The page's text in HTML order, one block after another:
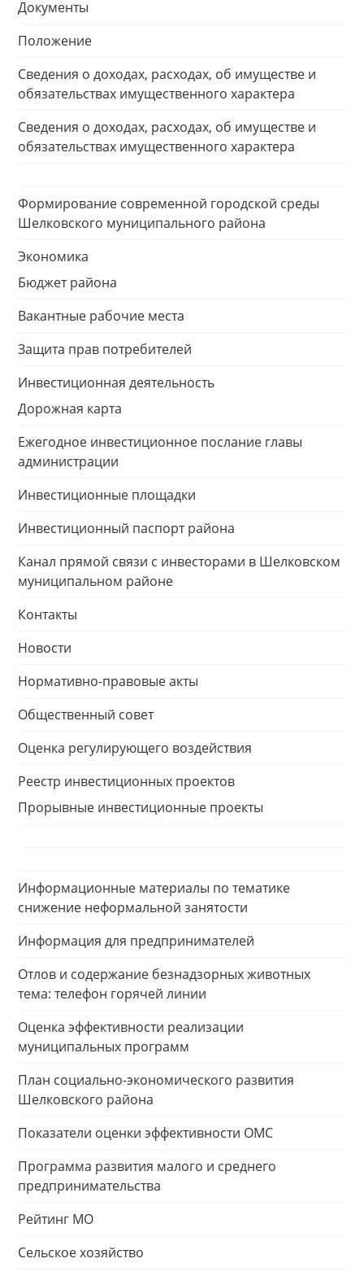
Документы
Положение
Сведения о доходах, расходах, об имуществе и
обязательствах имущественного характера
Сведения о доходах, расходах, об имуществе и
обязательствах имущественного характера
Формирование современной городской среды
Шелковского муниципального района
Экономика
Бюджет района
Вакантные рабочие места
Защита прав потребителей
Инвестиционная деятельность
Дорожная карта
Ежегодное инвестиционное послание главы
администрации
Инвестиционные площадки
Инвестиционный паспорт района
Канал прямой связи с инвесторами в Шелковском
муниципальном районе
Контакты
Новости
Нормативно-правовые акты
Общественный совет
Оценка регулирующего воздействия
Реестр инвестиционных проектов
Прорывные инвестиционные проекты
Информационные материалы по тематике
снижение неформальной занятости
Информация для предпринимателей
Отлов и содержание безнадзорных животных
тема: телефон горячей линии
Оценка эффективности реализации
муниципальных программ
План социально-экономического развития
Шелковского района
Показатели оценки эффективности ОМС
Программа развития малого и среднего
предпринимательства
Рейтинг МО
Сельское хозяйство